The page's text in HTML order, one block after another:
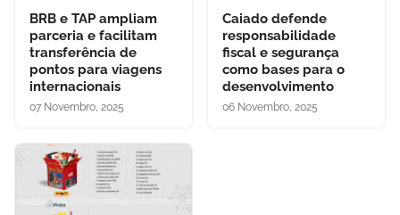
BRB e TAP ampliam
parceria e facilitam
transferência de
pontos para viagens
internacionais
07 Novembro, 2025
Caiado defende
responsabilidade
fiscal e segurança
como bases para o
desenvolvimento
06 Novembro, 2025